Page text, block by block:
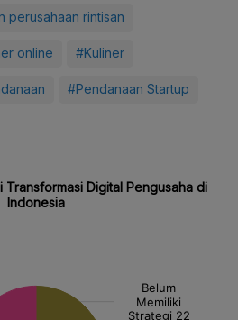
perusahaan rintisan
online #Kuliner
#Pendanaan Startup